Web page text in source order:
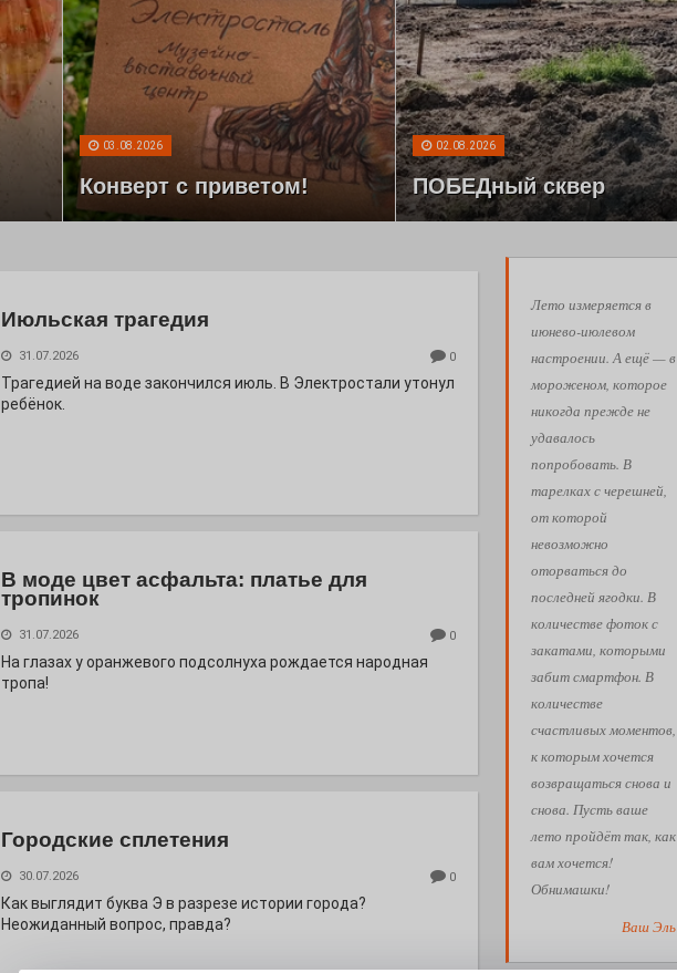
03.08.2026
Конверт с приветом!
02.08.2026
ПОБЕДный сквер
Лето измеряется в
июнево-июлевом
настроении. А ещё — в
мороженом, которое
никогда прежде не
удавалось
попробовать. В
тарелках с черешней,
от которой
невозможно
оторваться до
последней ягодки. В
количестве фоток с
закатами, которыми
забит смартфон. В
количестве
счастливых моментов,
к которым хочется
возвращаться снова и
снова. Пусть ваше
лето пройдёт так, как
вам хочется!
Обнимашки!
Ваш Эль
Июльская трагедия
31.07.2026 0
Трагедией на воде закончился июль. В Электростали утонул
ребёнок.
В моде цвет асфальта: платье для
тропинок
31.07.2026 0
На глазах у оранжевого подсолнуха рождается народная
тропа!
Городские сплетения
30.07.2026 0
Как выглядит буква Э в разрезе истории города?
Неожиданный вопрос, правда?